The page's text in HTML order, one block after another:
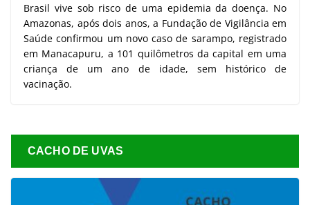
Brasil vive sob risco de uma epidemia da doença. No
Amazonas, após dois anos, a Fundação de Vigilância em
Saúde confirmou um novo caso de sarampo, registrado
em Manacapuru, a 101 quilômetros da capital em uma
criança de um ano de idade, sem histórico de
vacinação.
CACHO DE UVAS